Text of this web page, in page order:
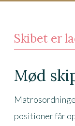
Skibet er
Mød
positioner får